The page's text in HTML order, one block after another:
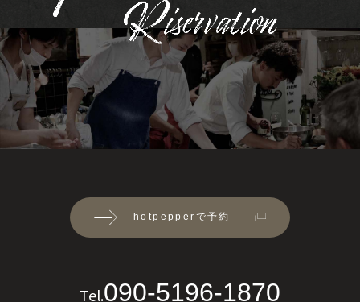
hotpepperで予約
Tel.090-5196-1870